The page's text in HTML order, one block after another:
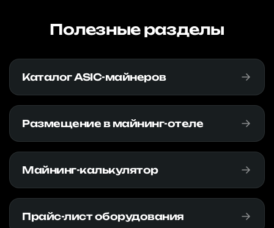
Полезные разделы
Каталог ASIC-майнеров
Размещение в майнинг-отеле
Майнинг-калькулятор
Прайс-лист оборудования